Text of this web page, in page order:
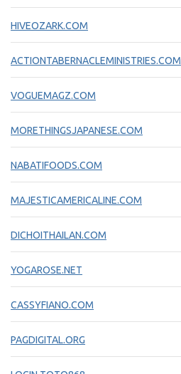
HIVEOZARK.COM
ACTIONTABERNACLEMINISTRIES.COM
VOGUEMAGZ.COM
MORETHINGSJAPANESE.COM
NABATIFOODS.COM
MAJESTICAMERICALINE.COM
DICHOITHAILAN.COM
YOGAROSE.NET
CASSYFIANO.COM
PAGDIGITAL.ORG